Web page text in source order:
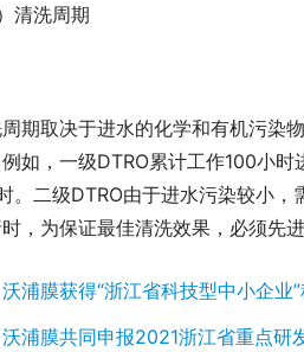
清洗周期
期取决于进水的化学和有机污染
如，一级DTRO累计工作100小
。二级DTRO由于进水污染较小
，为保证最佳清洗效果，必须先
沃浦膜获得“浙江省科技型中小企业
沃浦膜共同申报2021浙江省重点研